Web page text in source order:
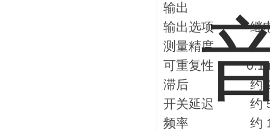
输出
输出选项 继电
测量精度
可重复性 0.1
滞后 约 2
开关延迟 约
频率 约